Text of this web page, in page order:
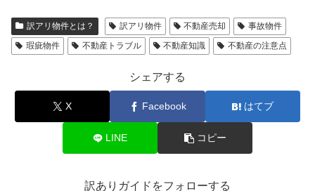
訳アリ物件とは？ 訳アリ物件 不動産売却
事故物件
瑕疵物件
不動産トラブル 不動産知識 不動産の注意点
シェアする
X Facebook はてブ
LINE コピー
訳ありガイドをフォローする